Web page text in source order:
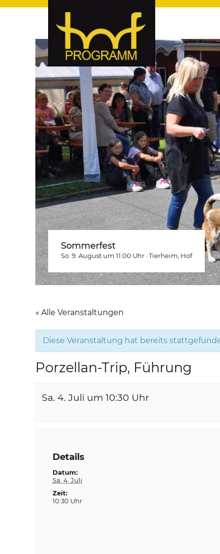
hof-programm – das
hof-programm – das Veranstaltungsportal für Hof und
Sommerfest
So. 9. August um 11:00 Uhr ·Tierheim , Hof
« Alle Veranstaltungen
Diese Veranstaltung hat bereits
Porzellan-Trip, Führung
Sa. 4. Juli um 10:30 Uhr
Details
Datum:
Sa. 4. Juli
Zeit:
10:30 Uhr